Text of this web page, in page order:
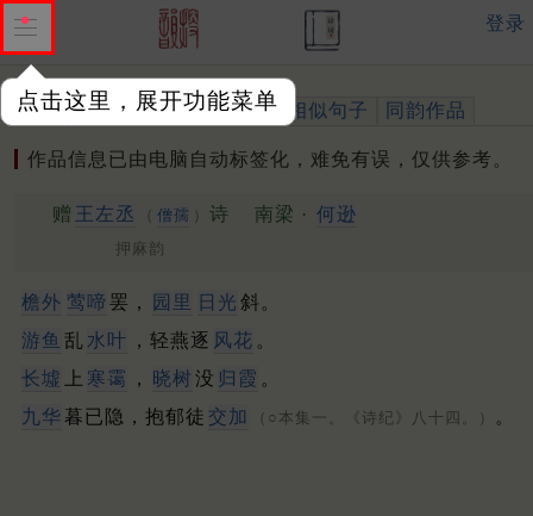
点击这里，展开功能菜单
登录
作品 标注四声 出处、引用 相似句子 同韵作品
作品信息已由电脑自动标签化，难免有误，仅供参考。
赠 王左丞 （ 僧孺 ） 诗 南梁 · 何逊
押麻韵
檐外 莺啼 罢， 园里 日光 斜。
游鱼 乱 水叶 ，轻燕逐 风花 。
长墟
上 寒霭 ， 晓树 没 归霞 。
九华暮已隐，抱郁徒 交加 （○本集一。《诗纪》八十四。） 。